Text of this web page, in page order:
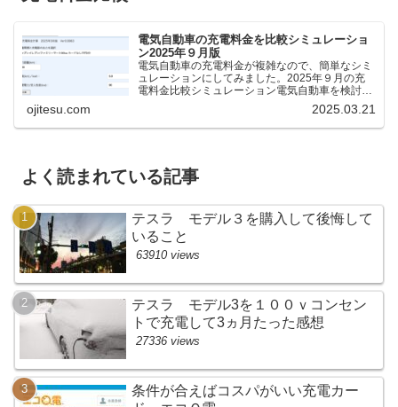
電気自動車の充電料金を比較シミュレーショ
ン2025年９月版
電気自動車の充電料金が複雑なので、簡単なシミ
ュレーションにしてみました。2025年９月の充
電料金比較シミュレーション電気自動車を検討し
ているけれど、どの充電器が料金が安いのか、時
間がどれくらいかかるのかを比較したいが、よく
わからないと思いま...
ojitesu.com 2025.03.21
よく読まれている記事
テスラ モデル３を購入して後悔して
いること
63910 views
テスラ モデル3を１００ｖコンセン
トで充電して3ヵ月たった感想
27336 views
条件が合えばコスパがいい充電カー